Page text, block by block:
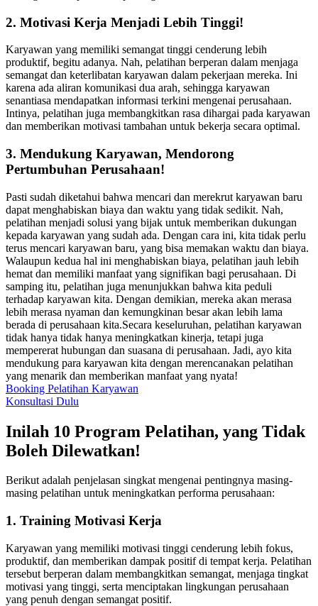
2. Motivasi Kerja Menjadi Lebih Tinggi!
Karyawan yang memiliki semangat tinggi cenderung lebih
produktif, begitu adanya. Nah, pelatihan berperan dalam menjaga
semangat dan keterlibatan karyawan dalam pekerjaan mereka. Ini
karena ada aliran komunikasi dua arah, sehingga karyawan
senantiasa mendapatkan informasi terkini mengenai perusahaan.
Intinya, pelatihan juga membangkitkan rasa dihargai pada karyawan
dan memberikan motivasi tambahan untuk bekerja secara optimal.
3. Mendukung Karyawan, Mendorong
Pertumbuhan Perusahaan!
Pasti sudah diketahui bahwa mencari dan merekrut karyawan baru
dapat menghabiskan biaya dan waktu yang tidak sedikit. Nah,
pelatihan menjadi solusi yang bijak untuk memberikan dukungan
kepada karyawan yang sudah ada. Dengan cara ini, kita tidak perlu
terus mencari karyawan baru, yang bisa memakan waktu dan biaya.
Walaupun kedua hal ini menghabiskan biaya, pelatihan jauh lebih
hemat dan memiliki manfaat yang signifikan bagi perusahaan. Di
samping itu, pelatihan juga menunjukkan bahwa kita peduli
terhadap karyawan kita. Dengan demikian, mereka akan merasa
lebih merasa nyaman dan kemungkinan besar akan lebih lama
berada di perusahaan kita.Secara keseluruhan, pelatihan karyawan
tidak hanya tidak hanya meningkatkan kinerja, tetapi juga
mempererat hubungan dan suasana di perusahaan. Jadi, ayo kita
mendukung para karyawan kita dengan merencanakan pelatihan
yang menarik dan memberikan manfaat yang nyata!
Booking Pelatihan Karyawan
Konsultasi Dulu
Inilah 10 Program Pelatihan, yang Tidak
Boleh Dilewatkan!
Berikut adalah penjelasan singkat mengenai pentingnya masing-
masing pelatihan untuk meningkatkan performa perusahaan:
1. Training Motivasi Kerja
Karyawan yang memiliki motivasi tinggi cenderung lebih fokus,
produktif, dan memberikan dampak positif di tempat kerja. Pelatihan
tersebut berperan dalam membangkitkan semangat, menjaga tingkat
motivasi yang tinggi, serta menciptakan lingkungan perusahaan
yang penuh dengan semangat positif.